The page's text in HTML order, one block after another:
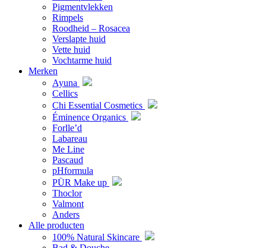
Pigmentvlekken
Rimpels
Roodheid – Rosacea
Verslapte huid
Vette huid
Vochtarme huid
Merken
Ayuna
Cellics
Chi Essential Cosmetics
Éminence Organics
Forlle’d
Labareau
Me Line
Pascaud
pHformula
PÜR Make up
Thoclor
Valmont
Anders
Alle producten
100% Natural Skincare